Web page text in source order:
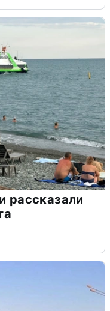
рассказали